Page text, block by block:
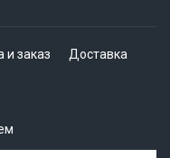
и заказ Доставка